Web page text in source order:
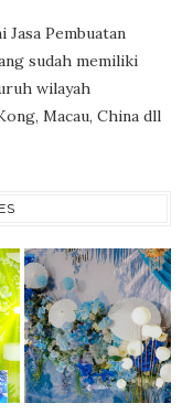
Jasa Pembuatan
sudah memiliki
wilayah
Macau, China dll